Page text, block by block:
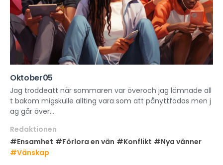
Oktober05
Jag troddeatt när sommaren var överoch jag lämnade all
t bakom migskulle allting vara som att pånyttfödas men j
ag går över...
Redaktionen
#Ensamhet #Förlora en vän #Konflikt #Nya vänner
#Vänskap